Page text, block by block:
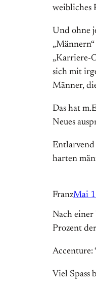
weibliches
Und ohne
„Karriere-
sich mit
Männer,
Das hat
Neues
Entlarvend
harten
FranzMai
Nach
Prozent
Accenture:
Viel Spass